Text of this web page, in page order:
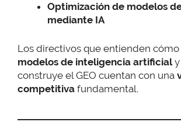
Optimización de modelos
mediante IA
Los directivos que entienden
modelos de inteligencia artificialy
construye el GEO cuentan con una
competitiva fundamental.